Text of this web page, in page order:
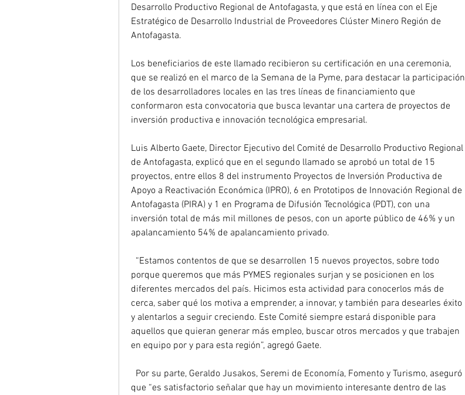
Desarrollo Productivo Regional de Antofagasta, y que está en línea con el Eje
Estratégico de Desarrollo Industrial de Proveedores Clúster Minero Región de
Antofagasta.
Los beneficiarios de este llamado recibieron su certificación en una ceremonia,
que se realizó en el marco de la Semana de la Pyme, para destacar la participación
de los desarrolladores locales en las tres líneas de financiamiento que
conformaron esta convocatoria que busca levantar una cartera de proyectos de
inversión productiva e innovación tecnológica empresarial.
Luis Alberto Gaete, Director Ejecutivo del Comité de Desarrollo Productivo Regional
de Antofagasta, explicó que en el segundo llamado se aprobó un total de 15
proyectos, entre ellos 8 del instrumento Proyectos de Inversión Productiva de
Apoyo a Reactivación Económica (IPRO), 6 en Prototipos de Innovación Regional de
Antofagasta (PIRA) y 1 en Programa de Difusión Tecnológica (PDT), con una
inversión total de más mil millones de pesos, con un aporte público de 46% y un
apalancamiento 54% de apalancamiento privado.
porque queremos que más PYMES regionales surjan y se posicionen en los
diferentes mercados del país. Hicimos esta actividad para conocerlos más de
cerca, saber qué los motiva a emprender, a innovar, y también para desearles éxito
y alentarlos a seguir creciendo. Este Comité siempre estará disponible para
aquellos que quieran generar más empleo, buscar otros mercados y que trabajen
en equipo por y para esta región”, agregó Gaete.
que “es satisfactorio señalar que hay un movimiento interesante dentro de las